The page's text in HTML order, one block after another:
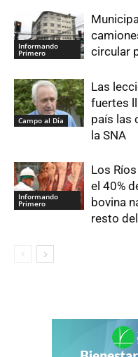
Informando
Primero
circular
Campo al Día
Las
fuertes
país las
la SNA
Informando
Primero
Los
el 40%
bovina
resto